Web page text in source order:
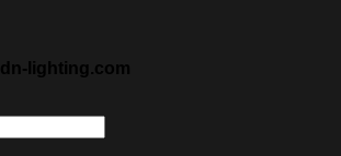
dn-lighting.com